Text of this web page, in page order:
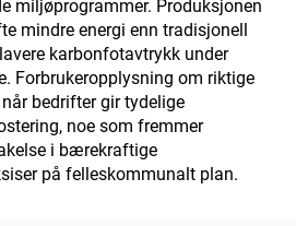
miljøprogrammer. Produksjonen
mindre energi enn tradisjonell
karbonfotavtrykk under
Forbrukeropplysning om riktige
bedrifter gir tydelige
noe som fremmer
i bærekraftige
på felleskommunalt plan.